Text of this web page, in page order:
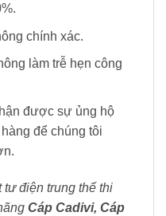
chính xác.
làm trễ hẹn công
được sự ủng hộ
để chúng tôi
tư điện trung thế thi
Cáp Cadivi, Cáp